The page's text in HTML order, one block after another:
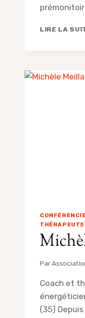
LIRE LA
THÉRAPEUTE
Par
Coach et
(35)